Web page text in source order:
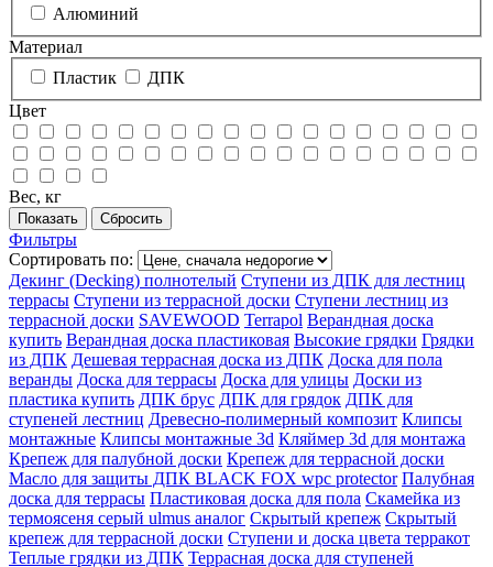
Алюминий
Материал
Пластик
ДПК
Цвет
Вес, кг
Фильтры
Сортировать по:
Декинг (Decking) полнотелый Ступени из ДПК для лестниц
террасы Ступени из террасной доски Ступени лестниц из
террасной доски SAVEWOOD Terrapol Верандная доска
купить Верандная доска пластиковая Высокие грядки Грядки
из ДПК Дешевая террасная доска из ДПК Доска для пола
веранды Доска для террасы Доска для улицы Доски из
пластика купить ДПК брус ДПК для грядок ДПК для
ступеней лестниц Древесно-полимерный композит Клипсы
монтажные Клипсы монтажные 3d Кляймер 3d для монтажа
Крепеж для палубной доски Крепеж для террасной доски
Масло для защиты ДПК BLACK FOX wpc protector Палубная
доска для террасы Пластиковая доска для пола Скамейка из
термоясеня серый ulmus аналог Скрытый крепеж Скрытый
крепеж для террасной доски Ступени и доска цвета терракот
Теплые грядки из ДПК Террасная доска для ступеней